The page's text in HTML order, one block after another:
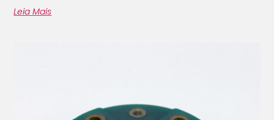
Leia Mais